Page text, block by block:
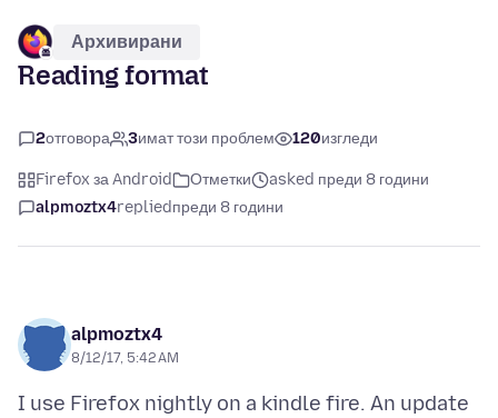
Архивирани
Reading format
2отговора 3имат този проблем 120изгледи
Firefox за Android Отметки
asked преди 8 години
alpmoztx4repliedпреди 8 години
alpmoztx4
8/12/17, 5:42 AM
I use Firefox nightly on a kindle fire. An update